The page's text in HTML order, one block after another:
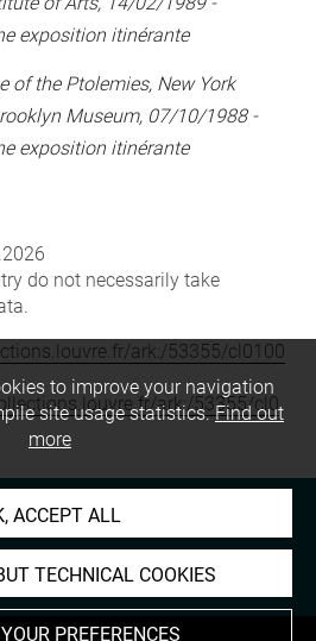
exposition itinérante
of the Ptolemies, New York
Museum, 07/10/1988 -
exposition itinérante
do not necessarily take
ark:/53355/cl0100
ark:/53355/cl0
to improve your navigation
site usage statistics.Find out
more
ACCEPT ALL
TECHNICAL COOKIES
PREFERENCES